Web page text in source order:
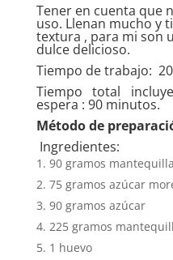
Tener en cuenta que
uso. Llenan mucho y
textura , para mi son
dulce delicioso.
Tiempo de trabajo:
Tiempo total
espera : 90 minutos.
Método de
Ingredientes:
90 gramos mantequilla
75 gramos azúcar
90 gramos azúcar
225 gramos
1 huevo